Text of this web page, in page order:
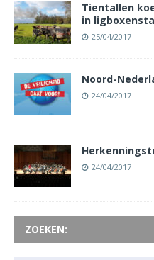
Tientallen
in
25/04/2017
Noord-
24/04/2017
24/04/2017
ZOEKEN: